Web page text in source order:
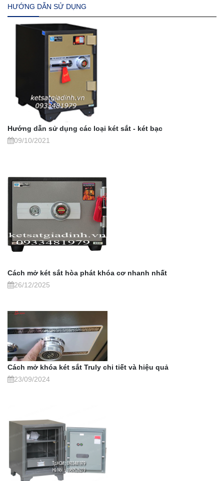
HƯỚNG DẪN SỬ DỤNG
Hướng dẫn sử dụng các loại két sắt - két bạc
09/10/2021
Cách mở két sắt hòa phát khóa cơ nhanh nhất
26/12/2025
Cách mở khóa két sắt Truly chi tiết và hiệu quả
23/09/2024